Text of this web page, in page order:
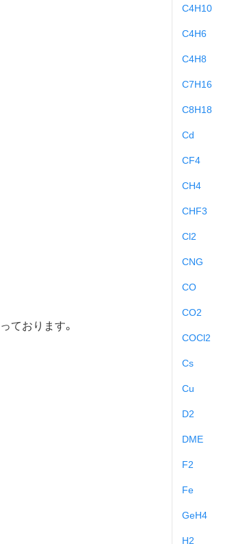
ております。
C4H10
C4H6
C4H8
C7H16
C8H18
Cd
CF4
CH4
CHF3
Cl2
CNG
CO
CO2
COCl2
Cs
Cu
D2
DME
F2
Fe
GeH4
H2